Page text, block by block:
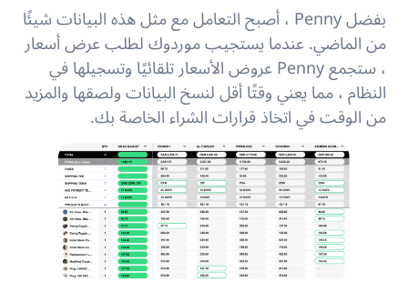
بفضل Penny ، أصبح التعامل مع مثل هذه البيانات شيئًا
من الماضي. عندما يستجيب موردوك لطلب عرض أسعار
، ستجمع Penny عروض الأسعار تلقائيًا وتسجيلها في
النظام ، مما يعني وقتًا أقل لنسخ البيانات ولصقها والمزيد
من الوقت في اتخاذ قرارات الشراء الخاصة بك.